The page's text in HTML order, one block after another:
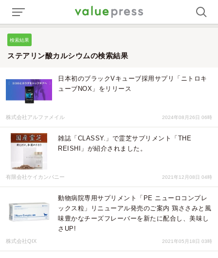
検索結果
ステアリン酸カルシウムの検索結果
日本初のブラックVキューブ採用サプリ「ニトロキ
ューブNOX」をリリース
株式会社アルファメイル 2024年08月26日 06時
雑誌「CLASSY.」で霊芝サプリメント「THE
REISHI」が紹介されました。
有限会社ケイカンパニー 2021年12月08日 04時
動物病院専用サプリメント「PE ニューロコンプレ
ックス粒」リニューアル発売のご案内 鶏ささみと風
味豊かなチーズフレーバーを新たに配合し、美味し
さUP!
株式会社QIX 2021年05月18日 03時